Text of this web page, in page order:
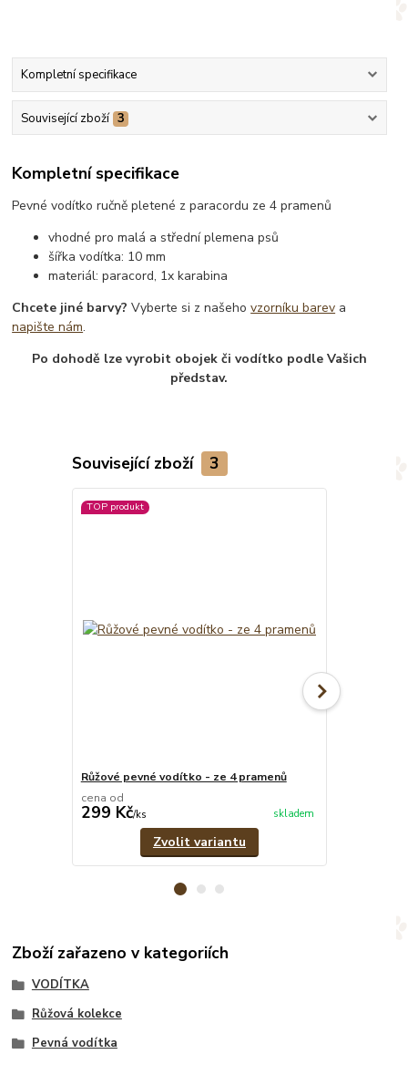
Kompletní specifikace
Související zboží 3
Kompletní specifikace
Pevné vodítko ručně pletené z paracordu ze 4 pramenů
vhodné pro malá a střední plemena psů
šířka vodítka: 10 mm
materiál: paracord, 1x karabina
Chcete jiné barvy? Vyberte si z našehovzorníku barev a
napište nám.
Po dohodě lze vyrobit obojek či vodítko podle Vašich
představ.
Související zboží 3
TOP produkt
Růžové pevné vodítko - ze 4 pramenů
cena od
299 Kč/ks skladem
Zvolit variantu
Zboží zařazeno v kategoriích
VODÍTKA
Růžová kolekce
Pevná vodítka